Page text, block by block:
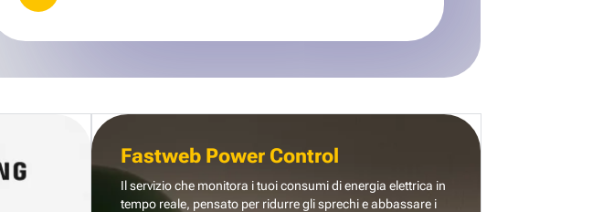
Fastweb Power Control
Il servizio che monitora i tuoi consumi di energia elettrica in
tempo reale, pensato per ridurre gli sprechi e abbassare i